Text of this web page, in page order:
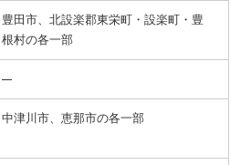
豊田市、北設楽郡東栄町・設楽町・豊
根村の各一部
中津川市、恵那市の各一部